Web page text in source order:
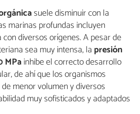
suele disminuir con la
marinas profundas incluyen
diversos orígenes. A pesar de
sea muy intensa, la presión
MPainhibe el correcto desarrollo
de ahí que los organismos
menor volumen y diversos
muy sofisticados y adaptados